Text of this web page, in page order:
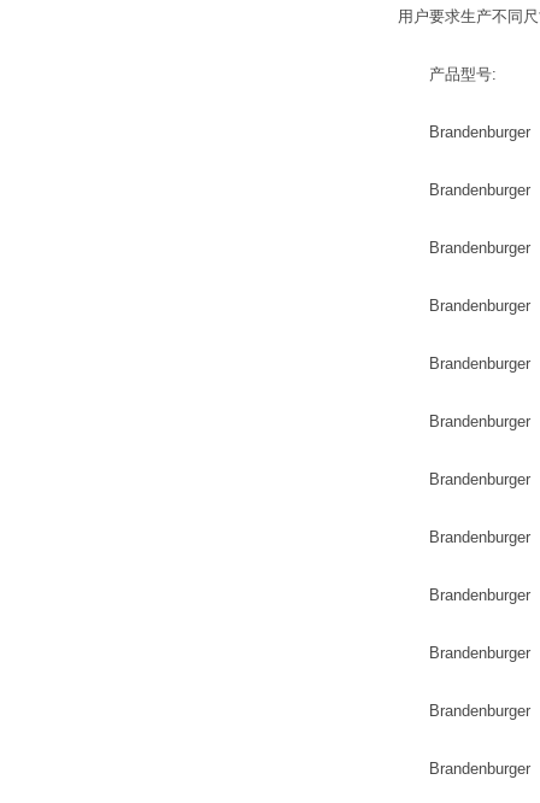
用户要求生产不同
产品型号:
Brandenburger
Brandenburger
Brandenburger
Brandenburger
Brandenburger
Brandenburger
Brandenburger
Brandenburger
Brandenburger
Brandenburger
Brandenburger
Brandenburger